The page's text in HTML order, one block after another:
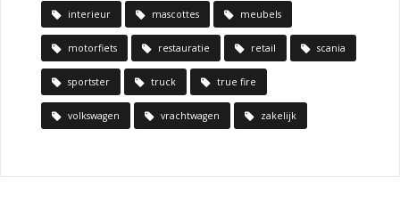
interieur mascottes meubels
motorfiets restauratie retail scania
sportster truck true fire
volkswagen vrachtwagen zakelijk